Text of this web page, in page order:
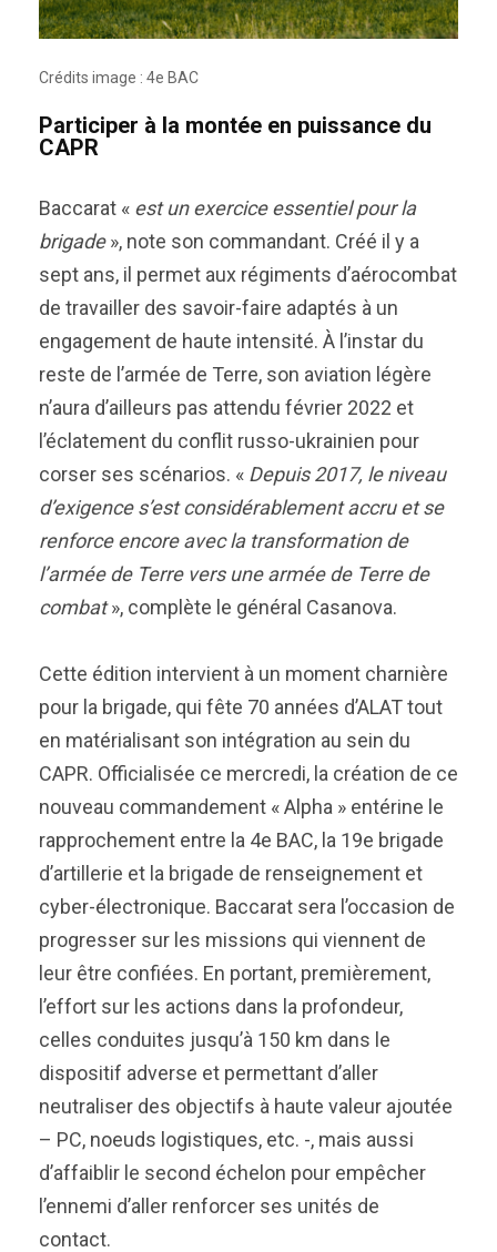
Crédits image : 4e BAC
Participer à la montée en puissance du
CAPR
Baccarat « est un exercice essentiel pour la
brigade», note son commandant. Créé il y a
sept ans, il permet aux régiments d’aérocombat
de travailler des savoir-faire adaptés à un
engagement de haute intensité. À l’instar du
reste de l’armée de Terre, son aviation légère
n’aura d’ailleurs pas attendu février 2022 et
l’éclatement du conflit russo-ukrainien pour
corser ses scénarios. « Depuis 2017, le niveau
d’exigence s’est considérablement accru et se
renforce encore avec la transformation de
l’armée de Terre vers une armée de Terre de
combat», complète le général Casanova.
Cette édition intervient à un moment charnière
pour la brigade, qui fête 70 années d’ALAT tout
en matérialisant son intégration au sein du
CAPR. Officialisée ce mercredi, la création de ce
nouveau commandement « Alpha » entérine le
rapprochement entre la 4e BAC, la 19e brigade
d’artillerie et la brigade de renseignement et
cyber-électronique. Baccarat sera l’occasion de
progresser sur les missions qui viennent de
leur être confiées. En portant, premièrement,
l’effort sur les actions dans la profondeur,
celles conduites jusqu’à 150 km dans le
dispositif adverse et permettant d’aller
neutraliser des objectifs à haute valeur ajoutée
– PC, noeuds logistiques, etc. -, mais aussi
d’affaiblir le second échelon pour empêcher
l’ennemi d’aller renforcer ses unités de
contact.